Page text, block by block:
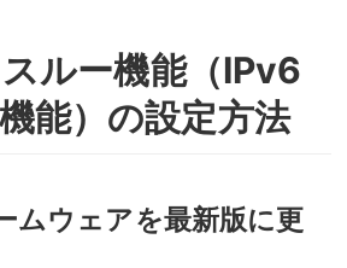
ルー機能（IPv6
能）の設定方法
ムウェアを最新版に更